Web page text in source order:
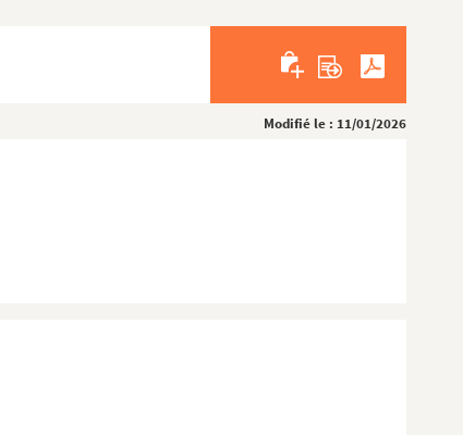
Modifié le : 11/01/2026